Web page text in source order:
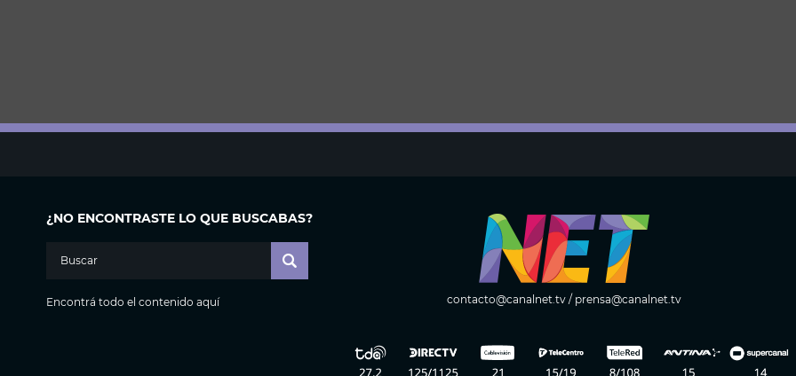
¿NO ENCONTRASTE LO QUE BUSCABAS?
Encontrá todo el contenido aquí contacto@canalnet.tv/ prensa@canalnet.tv